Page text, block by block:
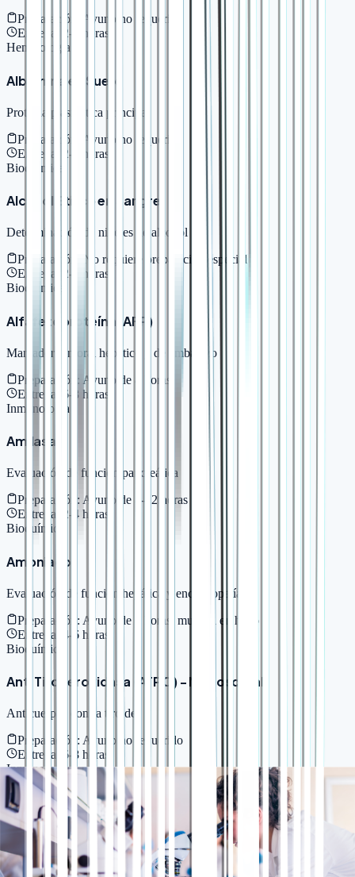
Preparación:
Ayuno no requerido
Entrega:
2-4 horas
Hematología
Albúmina en Suero
Proteína plasmática principal
Preparación:
Ayuno no requerido
Entrega:
2-4 horas
Bioquímica
Alcohol Etílico en Sangre
Determinación de niveles de alcohol
Preparación:
No requiere preparación especial
Entrega:
2-4 horas
Bioquímica
Alfafetoproteína (AFP)
Marcador tumoral hepático y de embarazo
Preparación: Ayuno de 8 horas
Entrega:
6-8 horas
Inmunología
Amilasa
Evaluación de función pancreática
Preparación: Ayuno de 8-12 horas
Entrega:
2-4 horas
Bioquímica
Amoniaco
Evaluación de función hepática y encefalopatía
Preparación: Ayuno de 8 horas, muestra en hielo
Entrega:
4-6 horas
Bioquímica
Anti Tiroperoxidasa (ATPO) - Microsomal
Anticuerpos contra tiroides
Preparación: Ayuno no requerido
Entrega:
6-8 horas
Inmunología
Anti-CCP - Péptido Cíclico Citrujlinado IgG
Marcador de artritis reumatoide
Preparación:Ayuno no requerido